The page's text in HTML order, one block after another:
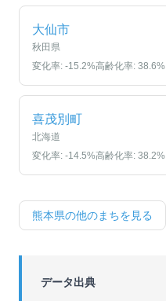
大仙市
秋田県
変化率: -15.2%高齢化率: 38.6%
喜茂別町
北海道
変化率: -14.5%高齢化率: 38.2%
熊本県の他のまちを見る
データ出典